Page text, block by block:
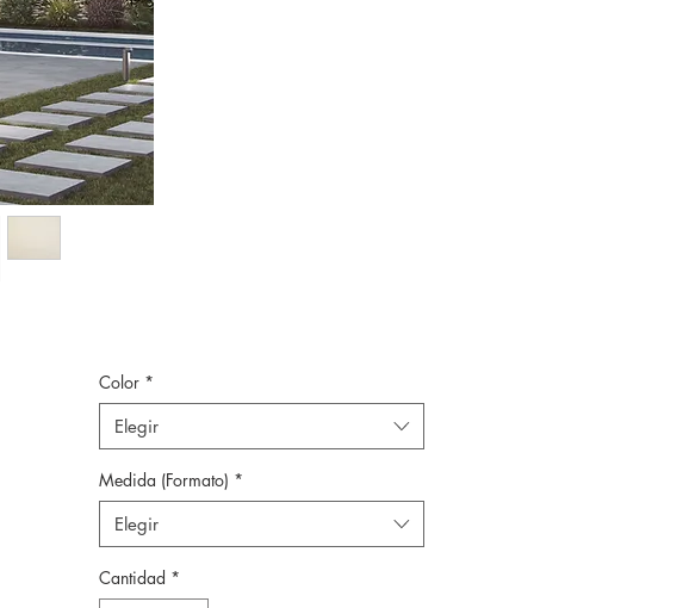
Color *
Elegir
Medida (Formato) *
Elegir
Cantidad *